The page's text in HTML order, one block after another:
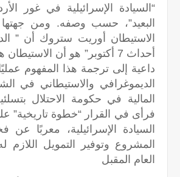
“السيادة الإسرائيلية في غور
البعيد”، حسب وصفه. ومن
الاستيطان أوريت ستروك أن ”
أحداث 7 أكتوبر” هو أن
داعية إلى ترجمة هذا المفهوم
الديموغرافي والاستيطاني في
المالية في حكومة الاحتلال
فرأى في القرار “خطوة
السيادة الإسرائيلية، معربًا عن
المشروع وتوفير التمويل اللازم
العام المقبل